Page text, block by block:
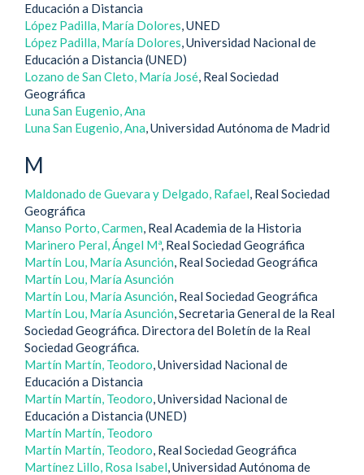
Educación a Distancia
López Padilla, María Dolores, UNED
López Padilla, María Dolores, Universidad Nacional de
Educación a Distancia (UNED)
Lozano de San Cleto, María José, Real Sociedad
Geográfica
Luna San Eugenio, Ana
Luna San Eugenio, Ana, Universidad Autónoma de Madrid
M
Maldonado de Guevara y Delgado, Rafael , Real Sociedad
Geográfica
Manso Porto, Carmen , Real Academia de la Historia
Marinero Peral, Ángel Mª, Real Sociedad Geográfica
Martín Lou, María Asunción , Real Sociedad Geográfica
Martín Lou, María Asunción
Martín Lou, María Asunción , Real Sociedad Geográfica
Martín Lou, María Asunción , Secretaria General de la Real
Sociedad Geográfica. Directora del Boletín de la Real
Sociedad Geográfica.
Martín Martín, Teodoro , Universidad Nacional de
Educación a Distancia
Martín Martín, Teodoro , Universidad Nacional de
Educación a Distancia (UNED)
Martín Martín, Teodoro
Martín Martín, Teodoro , Real Sociedad Geográfica
Martínez Lillo, Rosa Isabel , Universidad Autónoma de